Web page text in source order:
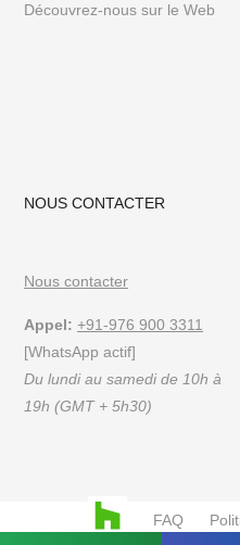
Découvrez-nous sur le Web
NOUS CONTACTER
Nous contacter
Appel: +91-976 900 3311
[WhatsApp actif]
Du lundi au samedi de 10h à
19h (GMT + 5h30)
FAQ